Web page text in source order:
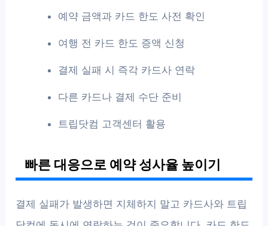
예약 금액과 카드 한도 사전 확인
여행 전 카드 한도 증액 신청
결제 실패 시 즉각 카드사 연락
다른 카드나 결제 수단 준비
트립닷컴 고객센터 활용
빠른 대응으로 예약 성사율 높이기
결제 실패가 발생하면 지체하지 말고 카드사와 트립